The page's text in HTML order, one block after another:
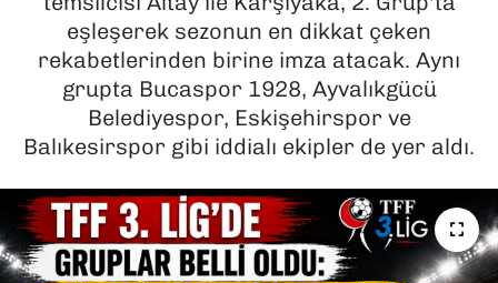
eşleşerek sezonun en dikkat çeken
rekabetlerinden birine imza atacak. Aynı
grupta Bucaspor 1928, Ayvalıkgücü
Belediyespor, Eskişehirspor ve
Balıkesirspor gibi iddialı ekipler de yer aldı.
POLİTİKA
SAĞLIK
SPOR
YAŞAM